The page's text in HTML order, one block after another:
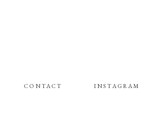
CONTACT INSTAGRAM